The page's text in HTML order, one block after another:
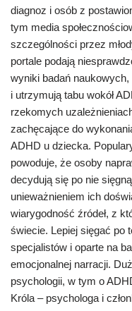
diagnoz i osób z
tym media
szczególności przez
portale podają
wyniki badań
i utrzymują tabu wokół
rzekomych
zachęcające do
ADHD u dziecka.
powoduje, że osoby
decydują się po nie
unieważnieniem ich
wiarygodność źródeł, z
świecie. Lepiej sięgać po
specjalistów i oparte na
emocjonalnej narracji.
psychologii, w tym o
Króla – psychologa i